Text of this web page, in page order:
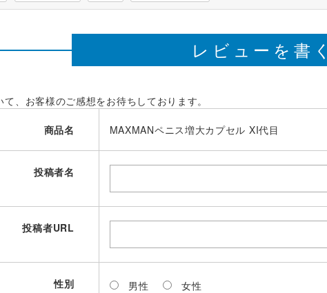
レビューを書く
て、お客様のご感想をお待ちしております。
商品名 MAXMANペニス増大カプセル XI代目
投稿者名
投稿者URL
性別 男性 女性